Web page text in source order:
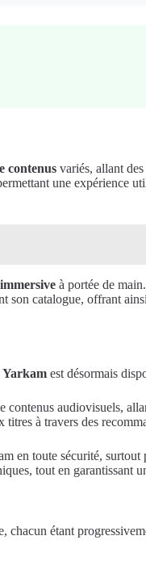
contenus variés, allant
une
à portée de
son catalogue, offrant
Yarkam est désormais
contenus audiovisuels,
à travers des
en toute sécurité,
tout en
étant